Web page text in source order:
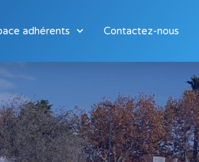
adhérents Contactez-nous